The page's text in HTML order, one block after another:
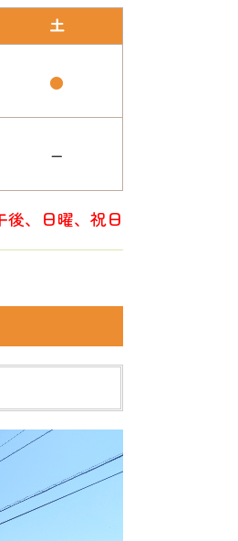
土
●
ー
後、日曜、祝日